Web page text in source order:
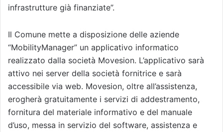
infrastrutture già finanziate”.
Il Comune mette a disposizione delle aziende
“MobilityManager” un applicativo informatico
realizzato dalla società Movesion. L’applicativo sarà
attivo nei server della società fornitrice e sarà
accessibile via web. Movesion, oltre all’assistenza,
erogherà gratuitamente i servizi di addestramento,
fornitura del materiale informativo e del manuale
d’uso, messa in servizio del software, assistenza e